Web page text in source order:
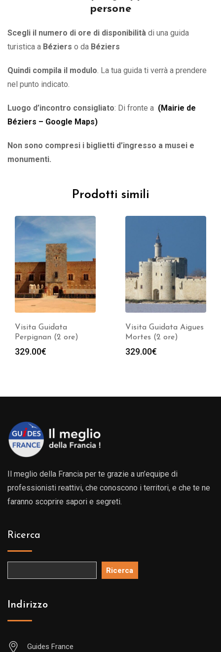
persone
Scegli il numero di ore di disponibilità di una guida
turistica a Béziers o da Béziers
Quindi compila il modulo . La tua guida ti verrà a prendere
nel punto indicato.
Luogo d’incontro consigliato: Di fronte a (Mairie de
Béziers – Google Maps)
Non sono compresi i biglietti d’ingresso a musei e
monumenti.
Prodotti simili
Visita Guidata
Perpignan (2 ore)
329.00€
Visita Guidata Aigues
Mortes (2 ore)
329.00€
Il meglio della Francia per te grazie a un’equipe di
professionisti reattivi, che conoscono i territori, e che te ne
faranno scoprire sapori e segreti.
Ricerca
Ricerca
Indirizzo
Guides France